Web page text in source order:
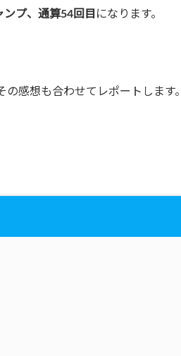
ンプ、通算54回目 になります。
感想も合わせてレポートします。